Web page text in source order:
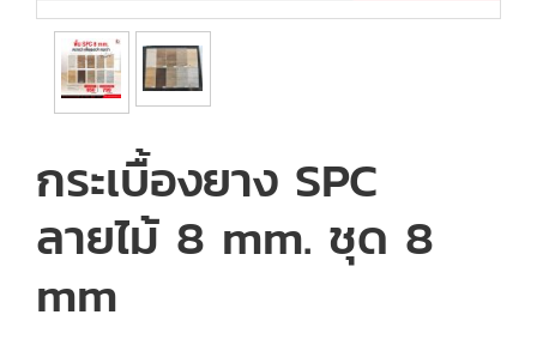
กระเบื้องยาง SPC
ลายไม้ 8 mm. ชุด 8
mm